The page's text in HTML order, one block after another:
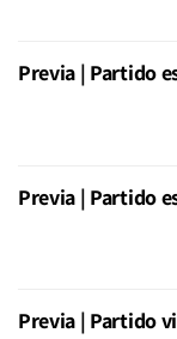
Previa | Partido
Previa | Partido
Previa | Partido